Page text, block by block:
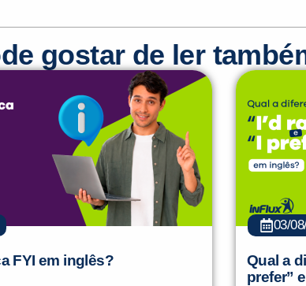
gostar de ler
FYI em inglês?
03/
Qual a
prefer”